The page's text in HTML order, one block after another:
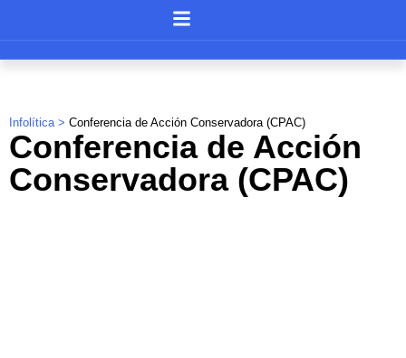
Infolítica > Conferencia de Acción Conservadora (CPAC)
Conferencia de Acción
Conservadora (CPAC)